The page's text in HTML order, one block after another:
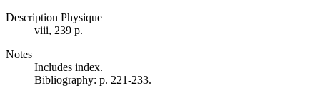
Description Physique
viii, 239 p.
Notes
Includes index.
Bibliography: p. 221-233.